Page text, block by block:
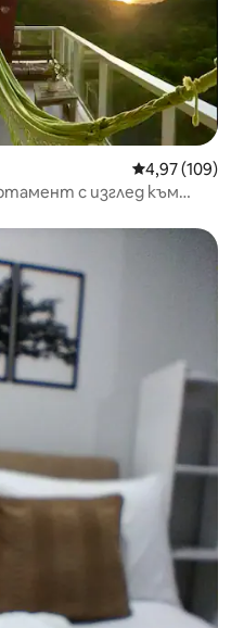
Средна
4,97 (109)
с изглед към